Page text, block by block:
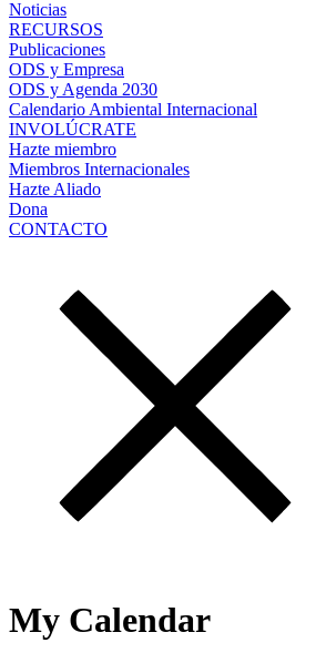
Noticias
RECURSOS
Publicaciones
ODS y Empresa
ODS y Agenda 2030
Calendario Ambiental Internacional
INVOLÚCRATE
Hazte miembro
Miembros Internacionales
Hazte Aliado
Dona
CONTACTO
My Calendar